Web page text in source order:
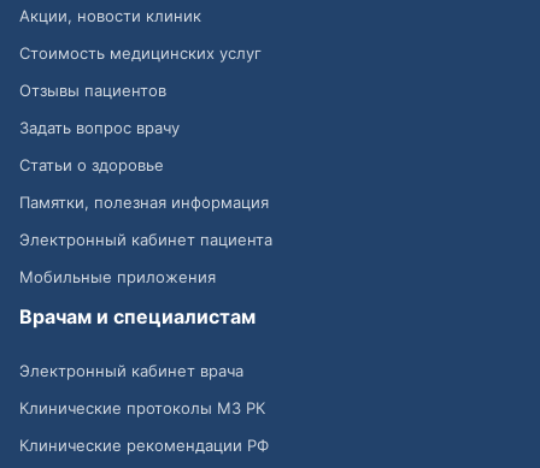
Акции, новости клиник
Стоимость медицинских услуг
Отзывы пациентов
Задать вопрос врачу
Статьи о здоровье
Памятки, полезная информация
Электронный кабинет пациента
Мобильные приложения
Врачам и специалистам
Электронный кабинет врача
Клинические протоколы МЗ РК
Клинические рекомендации РФ